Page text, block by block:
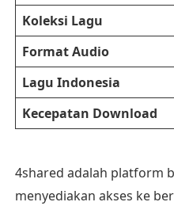
Koleksi Lagu
Format Audio
Lagu Indonesia
Kecepatan Download
4shared adalah platform
menyediakan akses ke